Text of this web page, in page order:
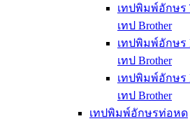
เทปพิมพ์อักษร
เทป Brother
เทปพิมพ์อักษร
เทป Brother
เทปพิมพ์อักษร
เทป Brother
เทปพิมพ์อักษรท่อหด